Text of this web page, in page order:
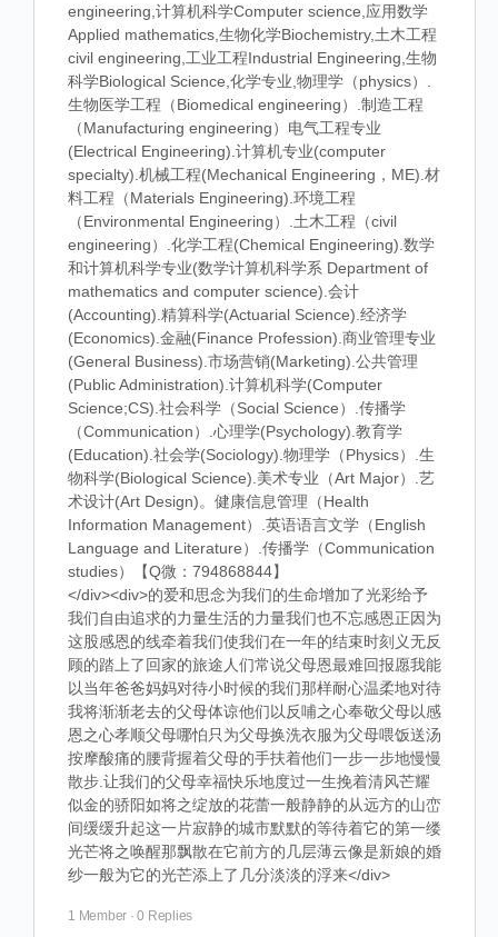
engineering,计算机科学Computer science,应用数学
Applied mathematics,生物化学Biochemistry,土木工程
civil engineering,工业工程Industrial Engineering,生物
科学Biological Science,化学专业,物理学（physics）.
生物医学工程（Biomedical engineering）.制造工程
（Manufacturing engineering）电气工程专业
(Electrical Engineering).计算机专业(computer
specialty).机械工程(Mechanical Engineering，ME).材
料工程（Materials Engineering).环境工程
（Environmental Engineering）.土木工程（civil
engineering）.化学工程(Chemical Engineering).数学
和计算机科学专业(数学计算机科学系 Department of
mathematics and computer science).会计
(Accounting).精算科学(Actuarial Science).经济学
(Economics).金融(Finance Profession).商业管理专业
(General Business).市场营销(Marketing).公共管理
(Public Administration).计算机科学(Computer
Science;CS).社会科学（Social Science）.传播学
（Communication）.心理学(Psychology).教育学
(Education).社会学(Sociology).物理学（Physics）.生
物科学(Biological Science).美术专业（Art Major）.艺
术设计(Art Design)。健康信息管理（Health
Information Management）.英语语言文学（English
Language and Literature）.传播学（Communication
studies）【Q微：794868844】
</div><div>的爱和思念为我们的生命增加了光彩给予
我们自由追求的力量生活的力量我们也不忘感恩正因为
这股感恩的线牵着我们使我们在一年的结束时刻义无反
顾的踏上了回家的旅途人们常说父母恩最难回报愿我能
以当年爸爸妈妈对待小时候的我们那样耐心温柔地对待
我将渐渐老去的父母体谅他们以反哺之心奉敬父母以感
恩之心孝顺父母哪怕只为父母换洗衣服为父母喂饭送汤
按摩酸痛的腰背握着父母的手扶着他们一步一步地慢慢
散步.让我们的父母幸福快乐地度过一生挽着清风芒耀
似金的骄阳如将之绽放的花蕾一般静静的从远方的山峦
间缓缓升起这一片寂静的城市默默的等待着它的第一缕
光芒将之唤醒那飘散在它前方的几层薄云像是新娘的婚
纱一般为它的光芒添上了几分淡淡的浮来</div>
1 Member · 0 Replies